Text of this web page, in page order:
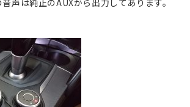
声は純正のAUXから出力してあります。